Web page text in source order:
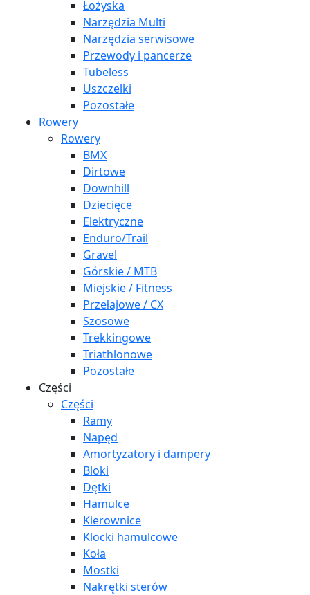
Łożyska
Narzędzia Multi
Narzędzia serwisowe
Przewody i pancerze
Tubeless
Uszczelki
Pozostałe
Rowery
Rowery
BMX
Dirtowe
Downhill
Dziecięce
Elektryczne
Enduro/Trail
Gravel
Górskie / MTB
Miejskie / Fitness
Przełajowe / CX
Szosowe
Trekkingowe
Triathlonowe
Pozostałe
Części
Części
Ramy
Napęd
Amortyzatory i dampery
Bloki
Dętki
Hamulce
Kierownice
Klocki hamulcowe
Koła
Mostki
Nakrętki sterów